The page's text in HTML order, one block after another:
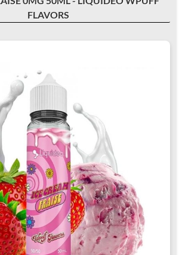
FLAVORS